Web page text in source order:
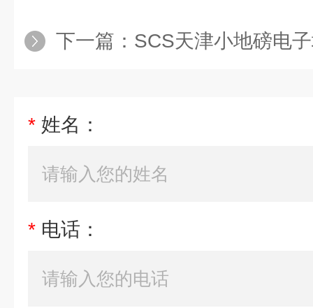
下一篇： SCS天津小地磅电子地
* 姓名：
* 电话：